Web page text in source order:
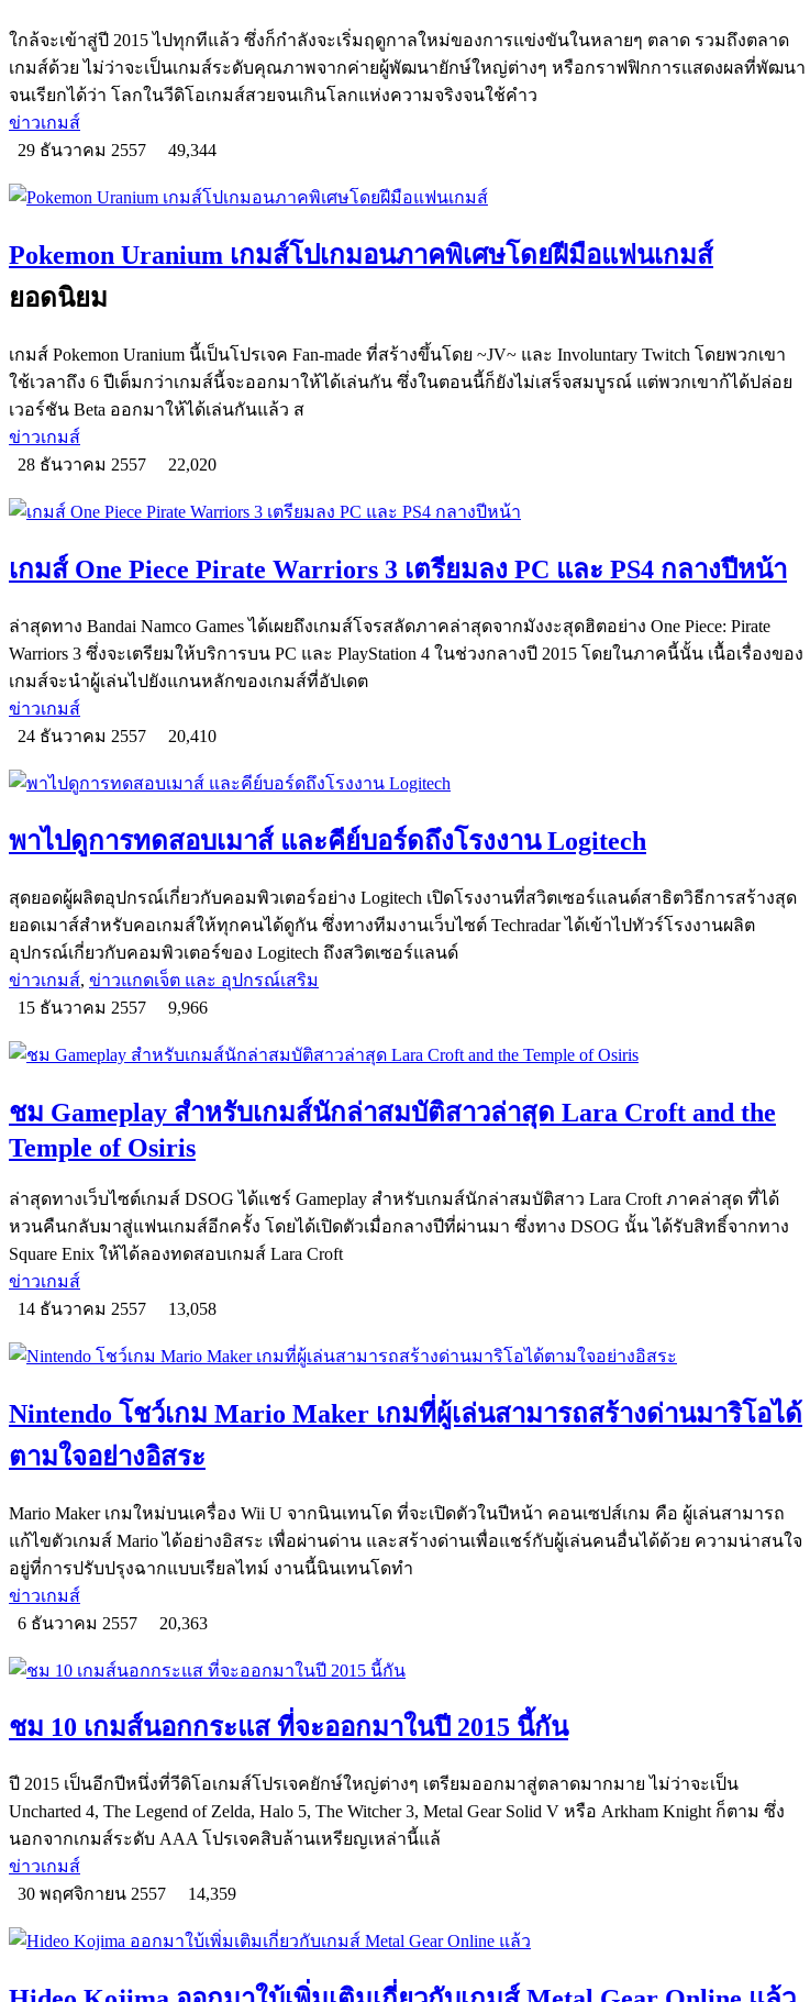
ใกล้จะเข้าสู่ปี 2015 ไปทุกทีแล้ว ซึ่งก็กำลังจะเริ่มฤดูกาลใหม่ของการแข่งขันในหลายๆ ตลาด รวมถึงตลาด
เกมส์ด้วย ไม่ว่าจะเป็นเกมส์ระดับคุณภาพจากค่ายผู้พัฒนายักษ์ใหญ่ต่างๆ หรือกราฟฟิกการแสดงผลที่พัฒนา
จนเรียกได้ว่า โลกในวีดิโอเกมส์สวยจนเกินโลกแห่งความจริงจนใช้คำว
ข่าวเกมส์
29 ธันวาคม 2557
49,344
Pokemon Uranium เกมส์โปเกมอนภาคพิเศษโดยฝีมือแฟนเกมส์
ยอดนิยม
เกมส์ Pokemon Uranium นี้เป็นโปรเจค Fan-made ที่สร้างขึ้นโดย ~JV~ และ Involuntary Twitch โดยพวกเขา
ใช้เวลาถึง 6 ปีเต็มกว่าเกมส์นี้จะออกมาให้ได้เล่นกัน ซึ่งในตอนนี้ก็ยังไม่เสร็จสมบูรณ์ แต่พวกเขาก้ได้ปล่อย
เวอร์ชัน Beta ออกมาให้ได้เล่นกันแล้ว ส
ข่าวเกมส์
28 ธันวาคม 2557
22,020
เกมส์ One Piece Pirate Warriors 3 เตรียมลง PC และ PS4 กลางปีหน้า
ล่าสุดทาง Bandai Namco Games ได้เผยถึงเกมส์โจรสลัดภาคล่าสุดจากมังงะสุดฮิตอย่าง One Piece: Pirate
Warriors 3 ซึ่งจะเตรียมให้บริการบน PC และ PlayStation 4 ในช่วงกลางปี 2015 โดยในภาคนี้นั้น เนื้อเรื่องของ
เกมส์จะนำผู้เล่นไปยังแกนหลักของเกมส์ที่อัปเดต
ข่าวเกมส์
24 ธันวาคม 2557
20,410
พาไปดูการทดสอบเมาส์ และคีย์บอร์ดถึงโรงงาน Logitech
สุดยอดผู้ผลิตอุปกรณ์เกี่ยวกับคอมพิวเตอร์อย่าง Logitech เปิดโรงงานที่สวิตเซอร์แลนด์สาธิตวิธีการสร้างสุด
ยอดเมาส์สำหรับคอเกมส์ให้ทุกคนได้ดูกัน ซึ่งทางทีมงานเว็บไซต์ Techradar ได้เข้าไปทัวร์โรงงานผลิต
อุปกรณ์เกี่ยวกับคอมพิวเตอร์ของ Logitech ถึงสวิตเซอร์แลนด์
ข่าวเกมส์, ข่าวแกดเจ็ต และ อุปกรณ์เสริม
15 ธันวาคม 2557
9,966
ชม Gameplay สำหรับเกมส์นักล่าสมบัติสาวล่าสุด Lara Croft and the
Temple of Osiris
ล่าสุดทางเว็บไซต์เกมส์ DSOG ได้แชร์ Gameplay สำหรับเกมส์นักล่าสมบัติสาว Lara Croft ภาคล่าสุด ที่ได้
หวนคืนกลับมาสู่แฟนเกมส์อีกครั้ง โดยได้เปิดตัวเมื่อกลางปีที่ผ่านมา ซึ่งทาง DSOG นั้น ได้รับสิทธิ์จากทาง
Square Enix ให้ได้ลองทดสอบเกมส์ Lara Croft
ข่าวเกมส์
14 ธันวาคม 2557
13,058
Nintendo โชว์เกม Mario Maker เกมที่ผู้เล่นสามารถสร้างด่านมาริโอได้
ตามใจอย่างอิสระ
Mario Maker เกมใหม่บนเครื่อง Wii U จากนินเทนโด ที่จะเปิดตัวในปีหน้า คอนเซปส์เกม คือ ผู้เล่นสามารถ
แก้ไขตัวเกมส์ Mario ได้อย่างอิสระ เพื่อผ่านด่าน และสร้างด่านเพื่อแชร์กับผู้เล่นคนอื่นได้ด้วย ความน่าสนใจ
อยู่ที่การปรับปรุงฉากแบบเรียลไทม์ งานนี้นินเทนโดทำ
ข่าวเกมส์
6 ธันวาคม 2557
20,363
ชม 10 เกมส์นอกกระแส ที่จะออกมาในปี 2015 นี้กัน
ปี 2015 เป็นอีกปีหนึ่งที่วีดิโอเกมส์โปรเจคยักษ์ใหญ่ต่างๆ เตรียมออกมาสู่ตลาดมากมาย ไม่ว่าจะเป็น
Uncharted 4, The Legend of Zelda, Halo 5, The Witcher 3, Metal Gear Solid V หรือ Arkham Knight ก็ตาม ซึ่ง
นอกจากเกมส์ระดับ AAA โปรเจคสิบล้านเหรียญเหล่านี้แล้
ข่าวเกมส์
30 พฤศจิกายน 2557
14,359